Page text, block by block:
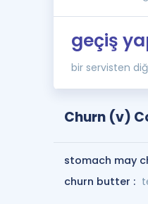
geçiş
bir servisten
Churn (v)
stomach may
churn butter :